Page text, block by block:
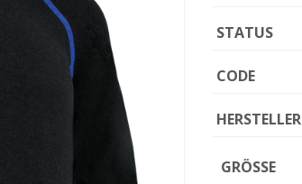
STATUS
CODE
HERSTELLER
GRÖSSE